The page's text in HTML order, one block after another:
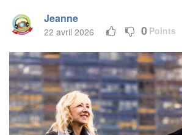
Jeanne
22 avril 2026 0 Points